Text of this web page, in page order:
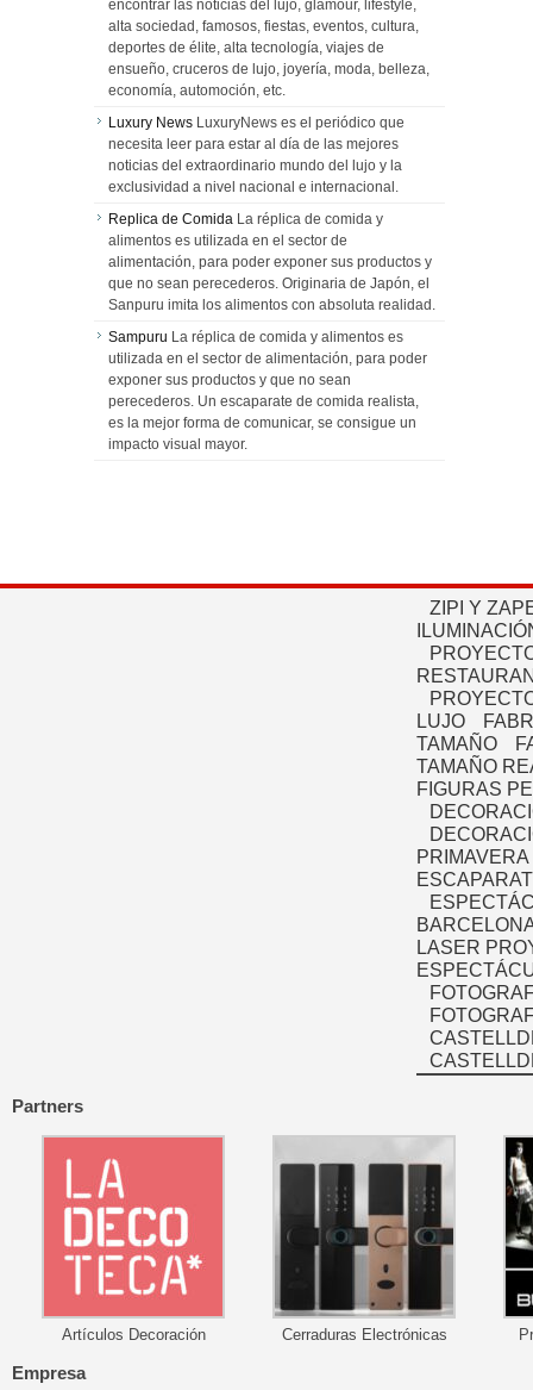
encontrar las noticias del lujo, glamour, lifestyle,
alta sociedad, famosos, fiestas, eventos, cultura,
deportes de élite, alta tecnología, viajes de
ensueño, cruceros de lujo, joyería, moda, belleza,
economía, automoción, etc.
Luxury News LuxuryNews es el periódico que
necesita leer para estar al día de las mejores
noticias del extraordinario mundo del lujo y la
exclusividad a nivel nacional e internacional.
Replica de Comida La réplica de comida y
alimentos es utilizada en el sector de
alimentación, para poder exponer sus productos y
que no sean perecederos. Originaria de Japón, el
Sanpuru imita los alimentos con absoluta realidad.
Sampuru La réplica de comida y alimentos es
utilizada en el sector de alimentación, para poder
exponer sus productos y que no sean
perecederos. Un escaparate de comida realista,
es la mejor forma de comunicar, se consigue un
impacto visual mayor.
ZIPI Y
LUJO
TAMAÑO
TAMAÑO
FIGURAS
PRIMAVERA
LASER
Partners
Artículos Decoración Cerraduras Electrónicas
Empresa